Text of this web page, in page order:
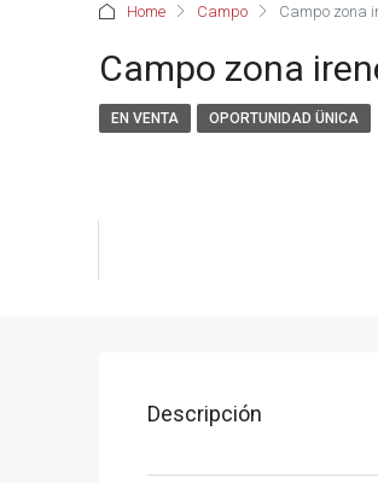
Home Campo Campo zona
Campo zona
EN VENTA OPORTUNIDAD ÜNICA
Descripción